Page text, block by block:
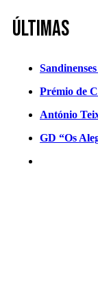
Últimas
Prémio de
António
GD “Os